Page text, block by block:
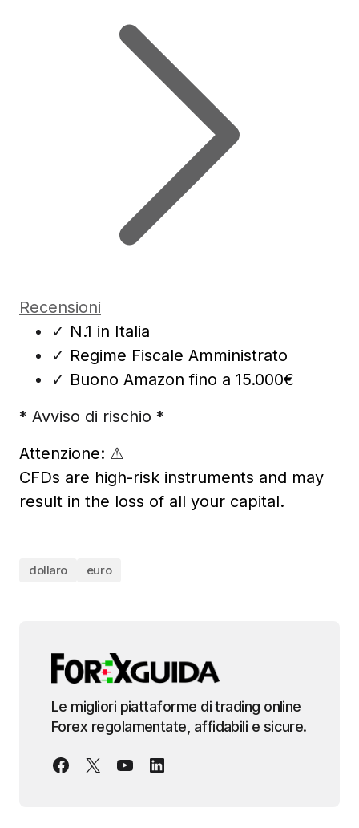
Recensioni
✓ N.1 in Italia
✓ Regime Fiscale Amministrato
✓ Buono Amazon fino a 15.000€
* Avviso di rischio *
Attenzione: ⚠
CFDs are high-risk instruments and may
result in the loss of all your capital.
dollaro euro
Le migliori piattaforme di trading online
Forex regolamentate, affidabili e sicure.